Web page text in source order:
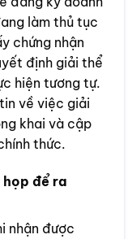
làm thủ tục
chứng nhận
định giải thể
hiện tương tự.
về việc giải
khai và cập
thức.
để ra
nhận được